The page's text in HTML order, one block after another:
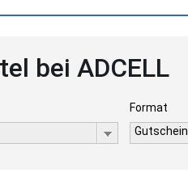
bei ADCELL
Format